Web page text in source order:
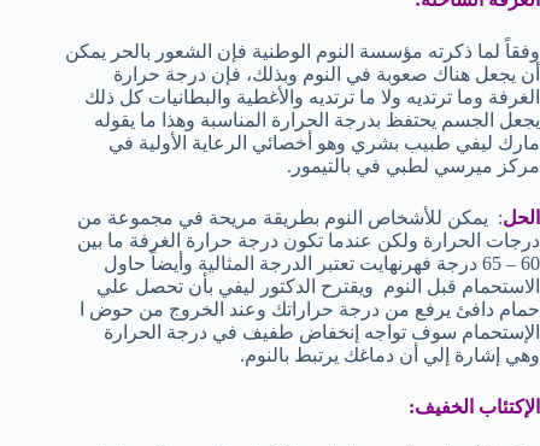
وفقاً لما ذكرته مؤسسة النوم الوطنية فإن الشعور بالحر يمكن
أن يجعل هناك صعوبة في النوم وبذلك، فإن درجة حرارة
الغرفة وما ترتديه ولا ما ترتديه والأغطية والبطانيات كل ذلك
يجعل الجسم يحتفظ بدرجة الحرارة المناسبة وهذا ما يقوله
مارك ليفي طبيب بشري وهو أخصائي الرعاية الأولية في
مركز ميرسي لطبي في بالتيمور.
الحل: يمكن للأشخاص النوم بطريقة مريحة في مجموعة من
درجات الحرارة ولكن عندما تكون درجة حرارة الغرفة ما بين
60 – 65 درجة فهرنهايت تعتبر الدرجة المثالية وأيضاً حاول
الاستحمام قبل النوم ويقترح الدكتور ليفي بأن تحصل علي
حمام دافئ يرفع من درجة حراراتك وعند الخروج من حوض ا
الإستحمام سوف تواجه إنخفاض طفيف في درجة الحرارة
وهي إشارة إلي أن دماغك يرتبط بالنوم.
الإكتئاب الخفيف: